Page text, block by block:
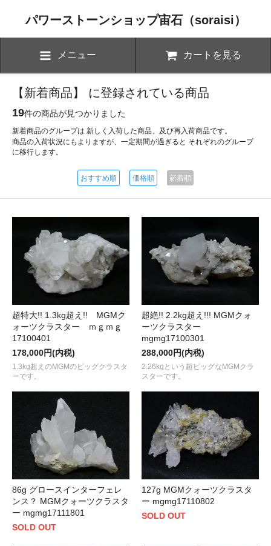
パワーストーンショップ宙石（soraisi）
メニュー カートを見る
【新着商品】 に登録されている商品
19件の商品が見つかりました
新着商品のグループは 新しく入荷した商品、及び再入荷商品です。
商品の入荷状況にもよりますが、一定期間が過ぎると それぞれのグループ
に移行します。
おすすめ順 価格順 新着順
超特大!! 1.3kg超え!! MGMク
ォーツクラスター ｍｇｍｇ
17100401
178,000円(内税)
1.3kg超えのMGMのビッグクラスタ
ーです。
超絶!! 2.2kg超え!!! MGMクォ
ーツクラスター
mgmg17100301
288,000円(内税)
2.26kgという超ビッグなMGMクラ
スターです。
86g グロースインターフェレ
ンス？ MGMクォーツクラスタ
ー mgmg17111801
SOLD OUT
127g MGMクォーツクラスタ
ー mgmg17110802
SOLD OUT